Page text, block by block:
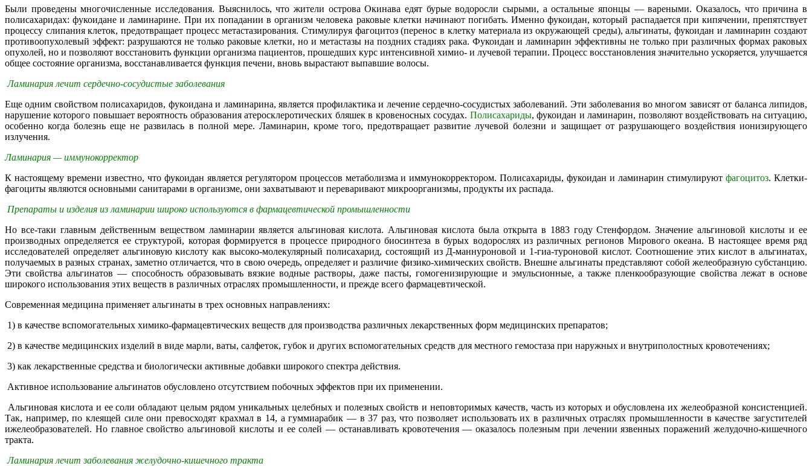
Были проведены многочисленные исследования. Выяснилось, что жители острова Окинава едят бурые водоросли сырыми, а остальные японцы — вареными. Оказалось, что причина в
полисахаридах: фукоидане и ламинарине. При их попадании в организм человека раковые клетки начинают погибать. Именно фукоидан, который распадается при кипячении, препятствует
процессу слипания клеток, предотвращает процесс метастазирования. Стимулируя фагоцитоз (перенос в клетку материала из окружающей среды), альгинаты, фукоидан и ламинарин создают
противоопухолевый эффект: разрушаются не только раковые клетки, но и метастазы на поздних стадиях рака. Фукоидан и ламинарин эффективны не только при различных формах раковых
опухолей, но и позволяют восстановить функции организма пациентов, прошедших курс интенсивной химио- и лучевой терапии. Процесс восстановления значительно ускоряется, улучшается
общее состояние организма, восстанавливается функция печени, вновь вырастают выпавшие волосы.
Ламинария лечит сердечно-сосудистые заболевания
Еще одним свойством полисахаридов, фукоидана и ламинарина, является профилактика и лечение сердечно-сосудистых заболеваний. Эти заболевания во многом зависят от баланса липидов,
нарушение которого повышает вероятность образования атеросклеротических бляшек в кровеносных сосудах. Полисахариды, фукоидан и ламинарин, позволяют воздействовать на ситуацию,
особенно когда болезнь еще не развилась в полной мере. Ламинарин, кроме того, предотвращает развитие лучевой болезни и защищает от разрушающего воздействия ионизирующего
излучения.
Ламинария — иммунокорректор
К настоящему времени известно, что фукоидан является регулятором процессов метаболизма и иммунокорректором. Полисахариды, фукоидан и ламинарин стимулируютфагоцитоз. Клетки-
фагоциты являются основными санитарами в организме, они захватывают и переваривают микроорганизмы, продукты их распада.
Препараты и изделия из ламинарии широко используются в фармацевтической промышленности
Но все-таки главным действенным веществом ламинарии является альгиновая кислота. Альгиновая кислота была открыта в 1883 году Стенфордом. Значение альгиновой кислоты и ее
производных определяется ее структурой, которая формируется в процессе природного биосинтеза в бурых водорослях из различных регионов Мирового океана. В настоящее время ряд
исследователей определяет альгиновую кислоту как высоко-молекулярный полисахарид, состоящий из Д-маннуроновой и 1-гиа-туроновой кислот. Соотношение этих кислот в альгинатах,
получаемых в разных странах, заметно отличается, что в свою очередь, определяет и различие физико-химических свойств. Внешне альгинаты представляют собой желеобразную субстанцию.
Эти свойства альгинатов — способность образовывать вязкие водные растворы, даже пасты, гомогенизирующие и эмульсионные, а также пленкообразующие свойства лежат в основе
широкого использования этих веществ в различных отраслях промышленности, и прежде всего фармацевтической.
Современная медицина применяет альгинаты в трех основных направлениях:
1) в качестве вспомогательных химико-фармацевтических веществ для производства различных лекарственных форм медицинских препаратов;
2) в качестве медицинских изделий в виде марли, ваты, салфеток, губок и других вспомогательных средств для местного гемостаза при наружных и внутриполостных кровотечениях;
3) как лекарственные средства и биологически активные добавки широкого спектра действия.
Активное использование альгинатов обусловлено отсутствием побочных эффектов при их применении.
Альгиновая кислота и ее соли обладают целым рядом уникальных целебных и полезных свойств и неповторимых качеств, часть из которых и обусловлена их желеобразной консистенцией.
Так, например, по клеящей силе они превосходят крахмал в 14, а гуммиарабик — в 37 раз, что позволяет использовать их в различных отраслях промышленности в качестве загустителей
ижелеобразователей. Но главное свойство альгиновой кислоты и ее солей — останавливать кровотечения — оказалось полезным при лечении язвенных поражений желудочно-кишечного
тракта.
Ламинария лечит заболевания желудочно-кишечного тракта